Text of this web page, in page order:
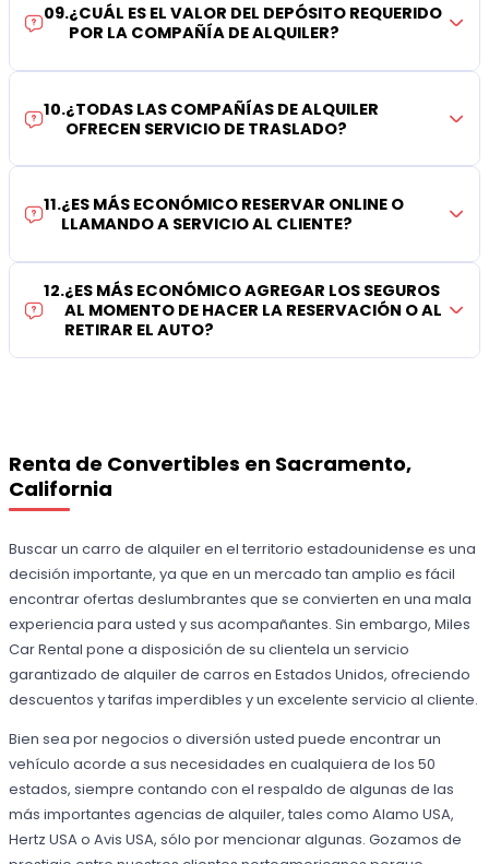
09.¿CUÁL ES EL VALOR DEL DEPÓSITO REQUERIDO
POR LA COMPAÑÍA DE ALQUILER?
10.¿TODAS LAS COMPAÑÍAS DE ALQUILER
OFRECEN SERVICIO DE TRASLADO?
11.¿ES MÁS ECONÓMICO RESERVAR ONLINE O
LLAMANDO A SERVICIO AL CLIENTE?
12.¿ES MÁS ECONÓMICO AGREGAR LOS SEGUROS
AL MOMENTO DE HACER LA RESERVACIÓN O AL
RETIRAR EL AUTO?
Renta de Convertibles en Sacramento,
California
Buscar un carro de alquiler en el territorio estadounidense es una
decisión importante, ya que en un mercado tan amplio es fácil
encontrar ofertas deslumbrantes que se convierten en una mala
experiencia para usted y sus acompañantes. Sin embargo, Miles
Car Rental pone a disposición de su clientela un servicio
garantizado de alquiler de carros en Estados Unidos, ofreciendo
descuentos y tarifas imperdibles y un excelente servicio al cliente.
Bien sea por negocios o diversión usted puede encontrar un
vehículo acorde a sus necesidades en cualquiera de los 50
estados, siempre contando con el respaldo de algunas de las
más importantes agencias de alquiler, tales como Alamo USA,
Hertz USA o Avis USA, sólo por mencionar algunas. Gozamos de